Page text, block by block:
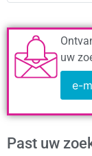
uw
e-
Past uw